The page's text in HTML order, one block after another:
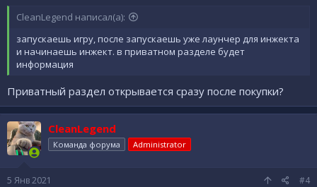
CleanLegend написал(а):
запускаешь игру, после запускаешь уже лаунчер для инжекта
и начинаешь инжект. в приватном разделе будет
информация
Приватный раздел открывается сразу после покупки?
CleanLegend
Команда форума Administrator
5 Янв 2021 #4